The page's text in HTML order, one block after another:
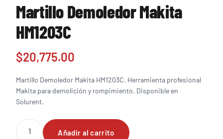
Martillo Demoledor Makita
HM1203C
$20,775.00
Martillo Demoledor Makita HM1203C. Herramienta profesional
Makita para demolición y rompimiento. Disponible en
Solurent.
Martillo
Demoledor
Añadir al carrito